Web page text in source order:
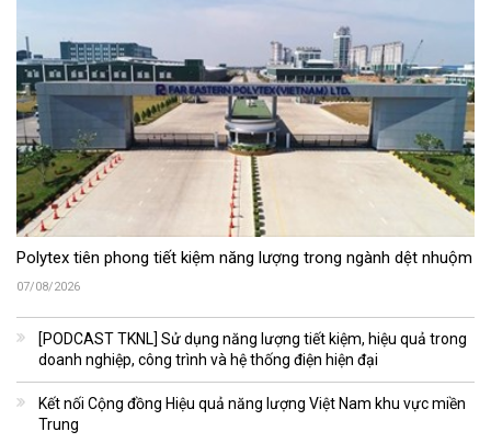
Polytex tiên phong tiết kiệm năng lượng trong ngành dệt nhuộm
07/08/2026
[PODCAST TKNL] Sử dụng năng lượng tiết kiệm, hiệu quả trong
doanh nghiệp, công trình và hệ thống điện hiện đại
Kết nối Cộng đồng Hiệu quả năng lượng Việt Nam khu vực miền
Trung